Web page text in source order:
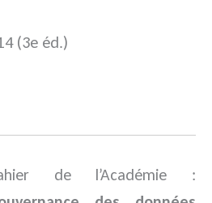
(3e éd.)
de l’Académie :